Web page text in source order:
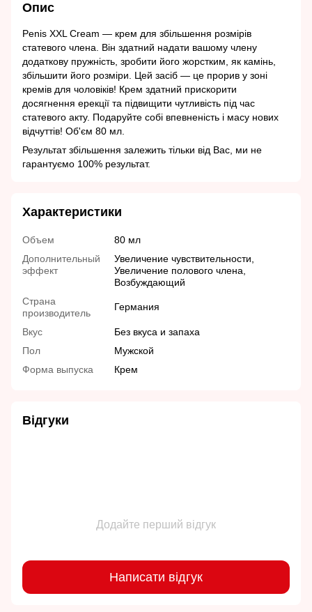
Опис
Penis XXL Cream — крем для збільшення розмірів
статевого члена. Він здатний надати вашому члену
додаткову пружність, зробити його жорстким, як камінь,
збільшити його розміри. Цей засіб — це прорив у зоні
кремів для чоловіків! Крем здатний прискорити
досягнення ерекції та підвищити чутливість під час
статевого акту. Подаруйте собі впевненість і масу нових
відчуттів! Об'єм 80 мл.
Результат збільшення залежить тільки від Вас, ми не
гарантуємо 100% результат.
Характеристики
Объем
80 мл
Дополнительный
эффект
Увеличение чувствительности,
Увеличение полового члена,
Возбуждающий
Страна
производитель
Германия
Вкус
Без вкуса и запаха
Пол
Мужской
Форма выпуска
Крем
Відгуки
Додайте перший відгук
Написати відгук